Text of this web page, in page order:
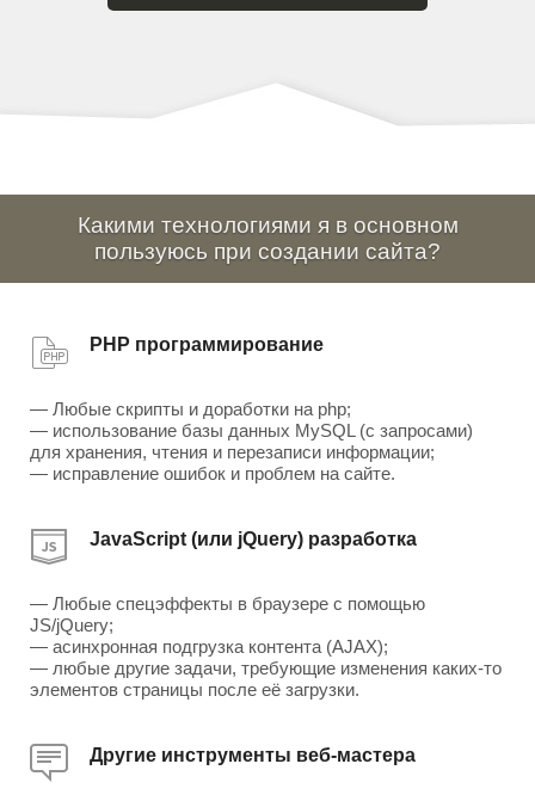
Какими технологиями я в основном
пользуюсь при создании сайта?
PHP программирование
— Любые скрипты и доработки на php;
— использование базы данных MySQL (с запросами)
для хранения, чтения и перезаписи информации;
— исправление ошибок и проблем на сайте.
JavaScript (или jQuery) разработка
— Любые спецэффекты в браузере с помощью
JS/jQuery;
— асинхронная подгрузка контента (AJAX);
— любые другие задачи, требующие изменения каких-то
элементов страницы после её загрузки.
Другие инструменты веб-мастера